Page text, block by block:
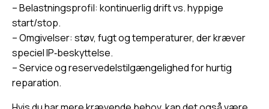
– Belastningsprofil: kontinuerlig drift vs. hyppige
start/stop.
– Omgivelser: støv, fugt og temperaturer, der kræver
speciel IP‑beskyttelse.
– Service og reservedelstilgængelighed for hurtig
reparation.